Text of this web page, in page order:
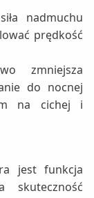
nadmuchu
prędkość
zmniejsza
do nocnej
na cichej i
jest funkcja
skuteczność